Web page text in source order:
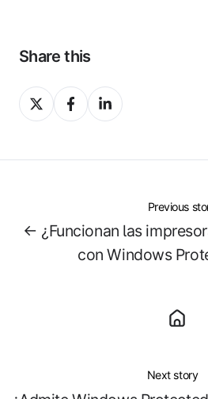
Share this
Share
on
Share
on
Share
on
Previous
← ¿Funcionan las
con Windows
Next story